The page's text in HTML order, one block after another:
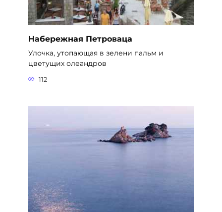
Набережная Петроваца
Улочка, утопающая в зелени пальм и
цветущих олеандров
112